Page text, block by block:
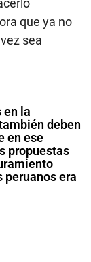
la
deben
en ese
era
en los
en el